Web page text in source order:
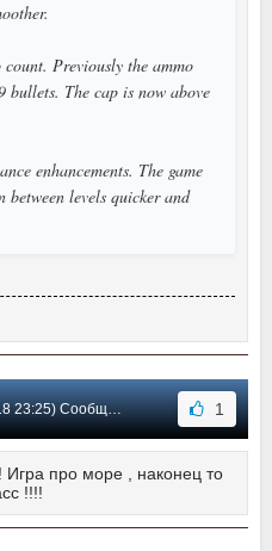
Previously the ammo
bullets. The cap is now above
enhancements. The game
between levels quicker and
Сообщение #1 1
Игра про море , наконец то
!!!!